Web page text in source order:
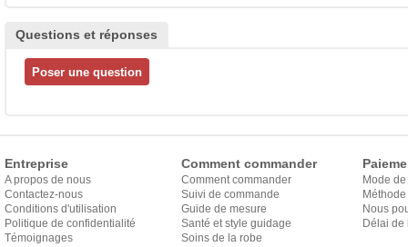
Questions et réponses
Entreprise
A propos de nous
Contactez-nous
Conditions d'utilisation
Politique de confidentialité
Témoignages
Comment commander
Comment commander
Suivi de commande
Guide de mesure
Santé et style guidage
Soins de la robe
Mode
Nous
Délai de